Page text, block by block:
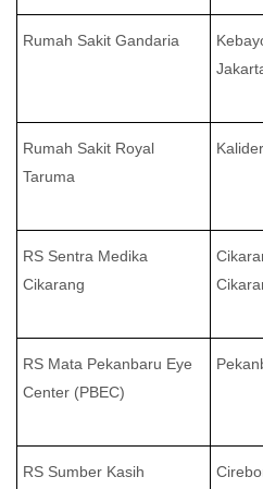
Rumah Sakit Gandaria
Rumah Sakit Royal
Taruma
RS Sentra Medika
Cikarang
RS Mata Pekanbaru Eye
Center (PBEC)
RS Sumber Kasih